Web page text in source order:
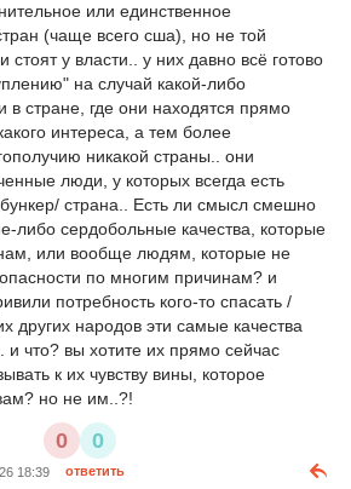
или единственное
(чаще всего сша), но не той
стоят у власти.. у них давно всё готово
на случай какой-либо
в стране, где они находятся прямо
интереса, а тем более
никакой страны.. они
люди, у которых всегда есть
страна.. Есть ли смысл смешно
либо сердобольные качества, которые
или вообще людям, которые не
по многим причинам? и
потребность кого-то спасать /
других народов эти самые качества
и что? вы хотите их прямо сейчас
к их чувству вины, которое
но не им..?!
0 0
18:39 ответить